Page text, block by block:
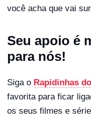
você acha que vai
Seu apoio é
para nós!
Siga o Rapidinhas
favorita para ficar
os seus filmes e